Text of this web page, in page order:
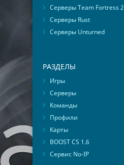
Серверы Team Fortress 2
Серверы Rust
Серверы Unturned
РАЗДЕЛЫ
Игры
Серверы
Команды
Профили
Карты
BOOST CS 1.6
Сервис No-IP